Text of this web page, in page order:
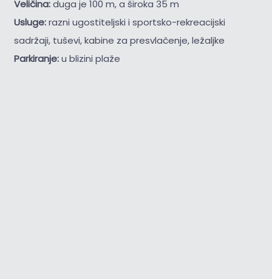
Veličina:duga je 100 m, a široka 35 m
Usluge:razni ugostiteljski i sportsko-rekreacijski
sadržaji, tuševi, kabine za presvlačenje, ležaljke
Parkiranje:u blizini plaže